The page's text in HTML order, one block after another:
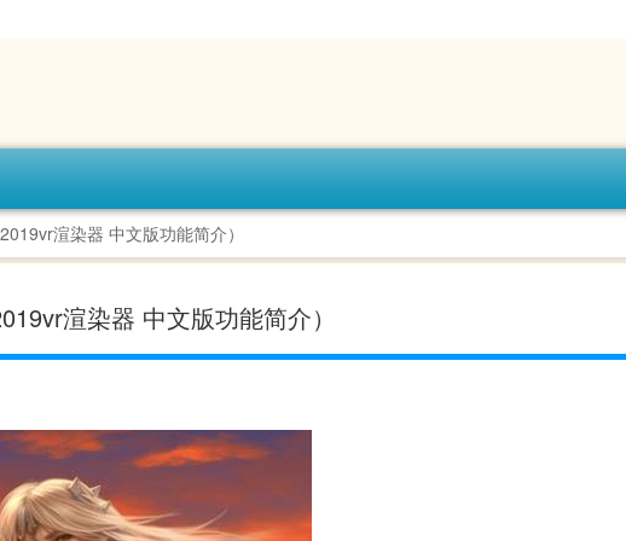
渲染器 中文版功能简介）
渲染器 中文版功能简介）